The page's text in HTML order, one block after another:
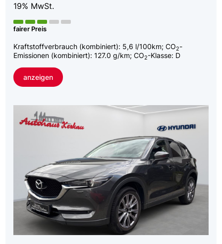
19% MwSt.
fairer Preis
Kraftstoffverbrauch (kombiniert): 5,6 l/100km;CO2-
Emissionen (kombiniert):127.0 g/km;CO2-Klasse: D
anzeigen